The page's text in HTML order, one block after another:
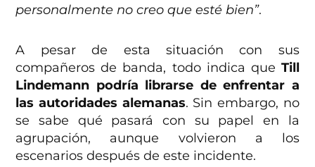
personalmente no creo que esté bien”.
A pesar de esta situación con sus
compañeros de banda, todo indica que Till
Lindemann podría librarse de enfrentar a
las autoridades alemanas. Sin embargo, no
se sabe qué pasará con su papel en la
agrupación, aunque volvieron a los
escenarios después de este incidente.